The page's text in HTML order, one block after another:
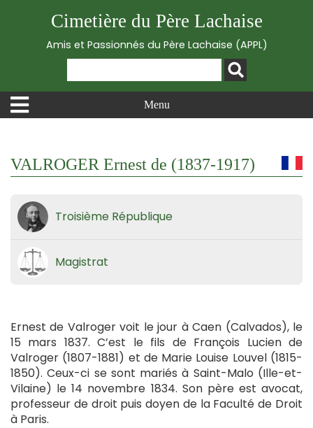
Cimetière du Père Lachaise
Amis et Passionnés du Père Lachaise (APPL)
Menu
VALROGER Ernest de (1837-1917)
Troisième République
Magistrat
Ernest de Valroger voit le jour à Caen (Calvados), le
15 mars 1837. C’est le fils de François Lucien de
Valroger (1807-1881) et de Marie Louise Louvel (1815-
1850). Ceux-ci se sont mariés à Saint-Malo (Ille-et-
Vilaine) le 14 novembre 1834. Son père est avocat,
professeur de droit puis doyen de la Faculté de Droit
à Paris.